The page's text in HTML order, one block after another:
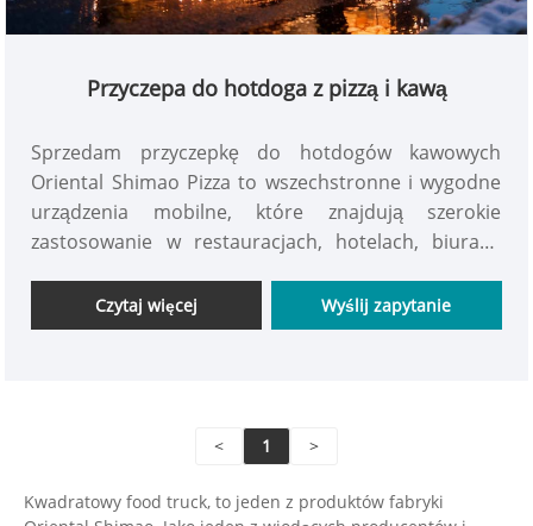
Przyczepa do hotdoga z pizzą i kawą
Sprzedam przyczepkę do hotdogów kawowych
Oriental Shimao Pizza to wszechstronne i wygodne
urządzenia mobilne, które znajdują szerokie
zastosowanie w restauracjach, hotelach, biurach
mobilne wózki gastronomiczne, które idealnie
nadają się do zwiększenia komfortu pracy i życia.
Czytaj więcej Wyślij zapytanie
< 1 >
Kwadratowy food truck, to jeden z produktów fabryki